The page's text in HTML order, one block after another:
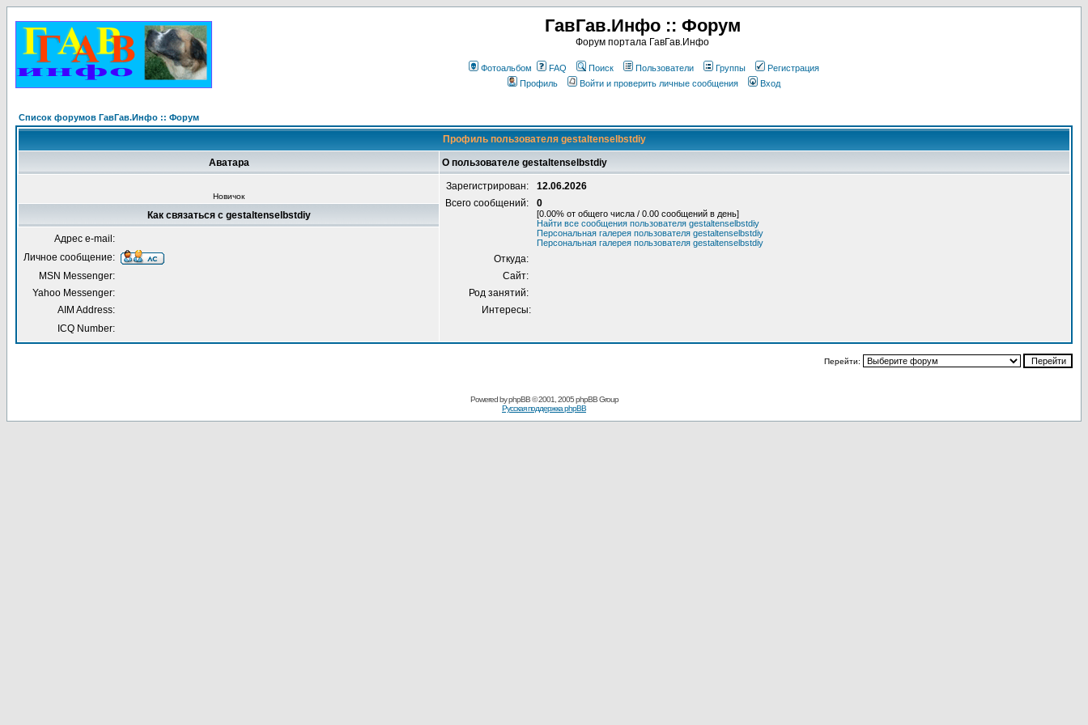
ГавГав.Инфо :: Форум
Форум портала ГавГав.Инфо
Фотоальбом FAQ Поиск Пользователи Группы
Регистрация
Профиль
Войти и проверить личные сообщения Вход
Список форумов ГавГав.Инфо :: Форум
Профиль пользователя gestaltenselbstdiy
Аватара О пользователе gestaltenselbstdiy
Новичок
Зарегистрирован:
12.06.2026
Всего сообщений:
0
[0.00% от общего числа / 0.00 сообщений в день]
Найти все сообщения пользователя gestaltenselbstdiy
Персональная галерея пользователя gestaltenselbstdiy
Персональная галерея пользователя gestaltenselbstdiy
Откуда:
Сайт:
Род занятий:
Интересы:
Как связаться с gestaltenselbstdiy
Адрес e-mail:
Личное сообщение:
MSN Messenger:
Yahoo Messenger:
AIM Address:
ICQ Number:
Перейти:
Powered byphpBB© 2001, 2005 phpBB Group
Русская поддержка phpBB